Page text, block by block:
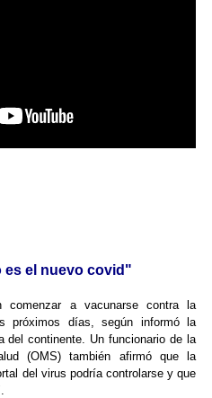
es el nuevo covid"
comenzar a vacunarse contra la
próximos días, según informó la
del continente. Un funcionario de la
(OMS) también afirmó que la
del virus podría controlarse y que